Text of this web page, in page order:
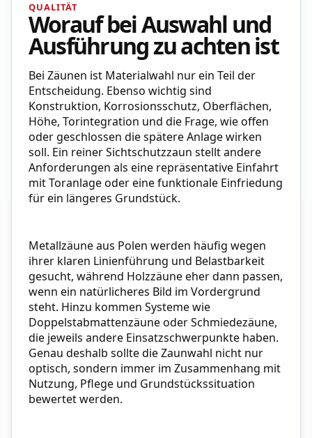
QUALITÄT
Worauf bei Auswahl und
Ausführung zu achten ist
Bei Zäunen ist Materialwahl nur ein Teil der
Entscheidung. Ebenso wichtig sind
Konstruktion, Korrosionsschutz, Oberflächen,
Höhe, Torintegration und die Frage, wie offen
oder geschlossen die spätere Anlage wirken
soll. Ein reiner Sichtschutzzaun stellt andere
Anforderungen als eine repräsentative Einfahrt
mit Toranlage oder eine funktionale Einfriedung
für ein längeres Grundstück.
Metallzäune aus Polen werden häufig wegen
ihrer klaren Linienführung und Belastbarkeit
gesucht, während Holzzäune eher dann passen,
wenn ein natürlicheres Bild im Vordergrund
steht. Hinzu kommen Systeme wie
Doppelstabmattenzäune oder Schmiedezäune,
die jeweils andere Einsatzschwerpunkte haben.
Genau deshalb sollte die Zaunwahl nicht nur
optisch, sondern immer im Zusammenhang mit
Nutzung, Pflege und Grundstückssituation
bewertet werden.